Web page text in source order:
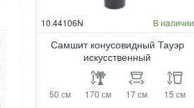
10.44106N В наличии
Самшит конусовидный Тауэр
искусственный
50 см 170 см 17 см 15 см